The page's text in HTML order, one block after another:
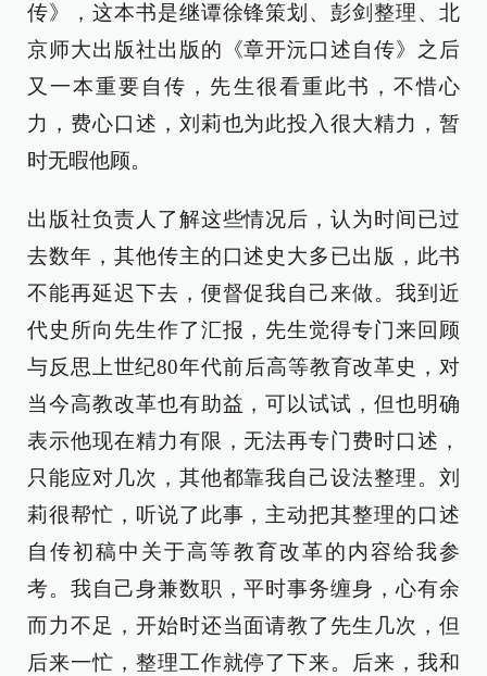
传》，这本书是继谭徐锋策划、彭剑整理、北
京师大出版社出版的《章开沅口述自传》之后
又一本重要自传，先生很看重此书，不惜心
力，费心口述，刘莉也为此投入很大精力，暂
时无暇他顾。
出版社负责人了解这些情况后，认为时间已过
去数年，其他传主的口述史大多已出版，此书
不能再延迟下去，便督促我自己来做。我到近
代史所向先生作了汇报，先生觉得专门来回顾
与反思上世纪80年代前后高等教育改革史，对
当今高教改革也有助益，可以试试，但也明确
表示他现在精力有限，无法再专门费时口述，
只能应对几次，其他都靠我自己设法整理。刘
莉很帮忙，听说了此事，主动把其整理的口述
自传初稿中关于高等教育改革的内容给我参
考。我自己身兼数职，平时事务缠身，心有余
而力不足，开始时还当面请教了先生几次，但
后来一忙，整理工作就停了下来。后来，我和